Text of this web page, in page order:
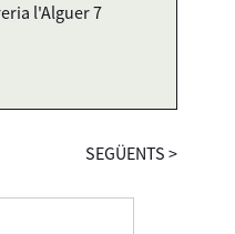
l'Alguer 7
SEGÜENTS >